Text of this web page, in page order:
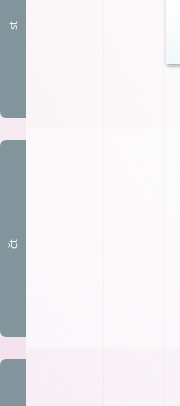
st
čt